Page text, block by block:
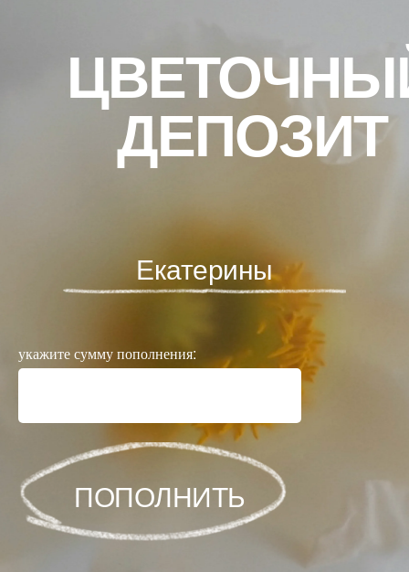
укажите сумму пополнения:
ДЕПОЗИТ
ПОПОЛНИТЬ
Екатерины